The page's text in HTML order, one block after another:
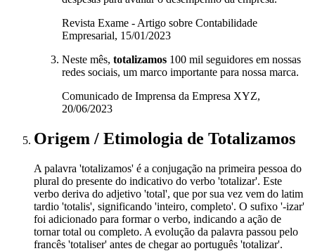
Revista Exame - Artigo sobre Contabilidade
Empresarial, 15/01/2023
Neste mês, totalizamos 100 mil seguidores em nossas
redes sociais, um marco importante para nossa marca.
Comunicado de Imprensa da Empresa XYZ,
20/06/2023
Origem / Etimologia de Totalizamos
A palavra 'totalizamos' é a conjugação na primeira pessoa do
plural do presente do indicativo do verbo 'totalizar'. Este
verbo deriva do adjetivo 'total', que por sua vez vem do latim
tardio 'totalis', significando 'inteiro, completo'. O sufixo '-izar'
foi adicionado para formar o verbo, indicando a ação de
tornar total ou completo. A evolução da palavra passou pelo
francês 'totaliser' antes de chegar ao português 'totalizar'.